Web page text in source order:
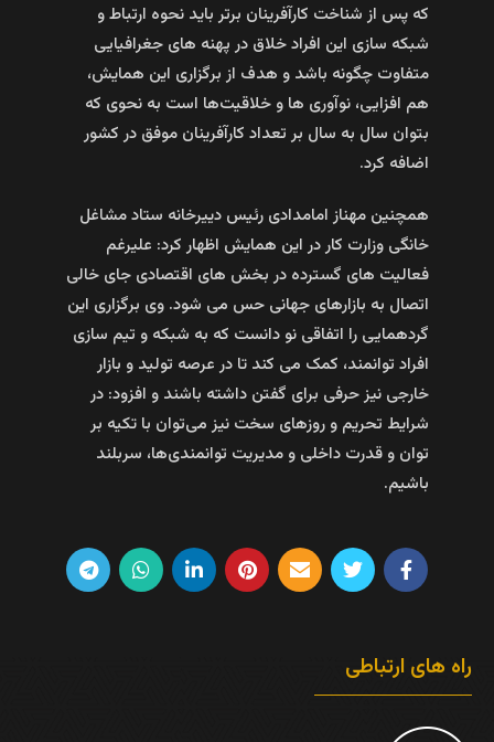
که پس از شناخت کارآفرینان برتر باید نحوه ارتباط و
شبکه سازی این افراد خلاق در پهنه های جغرافیایی
متفاوت چگونه باشد و هدف از برگزاری این همایش،
هم افزایی، نوآوری ها و خلاقیت‌ها است به نحوی که
بتوان سال به سال بر تعداد کارآفرینان موفق در کشور
اضافه کرد.
همچنین مهناز امامدادی رئیس دییرخانه ستاد مشاغل
خانگی وزارت کار در این همایش اظهار کرد: علیرغم
فعالیت های گسترده در بخش های اقتصادی جای خالی
اتصال به بازارهای جهانی حس می شود. وی برگزاری این
گردهمایی را اتفاقی نو دانست که به شبکه و تیم سازی
افراد توانمند، کمک می کند تا در عرصه تولید و بازار
خارجی نیز حرفی برای گفتن داشته باشند و افزود: در
شرایط تحریم و روزهای سخت نیز ‌می‌توان با تکیه بر
توان و قدرت داخلی و مدیریت توانمندی‌ها، سربلند
باشیم.
راه های ارتباطی